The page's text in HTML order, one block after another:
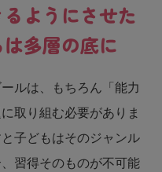
るようにさせた
多層の底に
ルは、もちろん「能力
取り組む必要がありま
子どもはそのジャンル
習得そのものが不可能